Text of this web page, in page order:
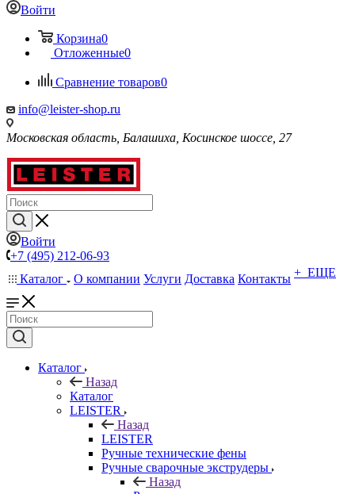
Войти
Корзина0
Отложенные0
Сравнение товаров0
info@leister-shop.ru
Московская область, Балашиха, Косинское шоссе, 27
Войти
+7 (495) 212-06-93
Каталог
О компании Услуги Доставка Контакты + ЕЩЕ
Каталог
Назад
Каталог
LEISTER
Назад
LEISTER
Ручные технические фены
Ручные сварочные экструдеры
Назад